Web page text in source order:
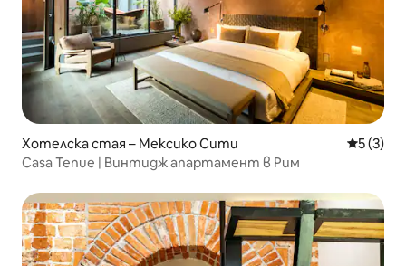
Хотелска стая – Мексико Сити Средна
5 (3)
Casa Tenue | Винтидж апартамент в Рим